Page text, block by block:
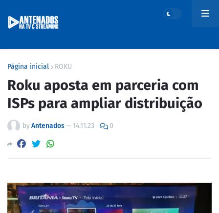
Página inicial ROKU
Roku aposta em parceria com
ISPs para ampliar distribuição
byAntenados— 14.11.23 0